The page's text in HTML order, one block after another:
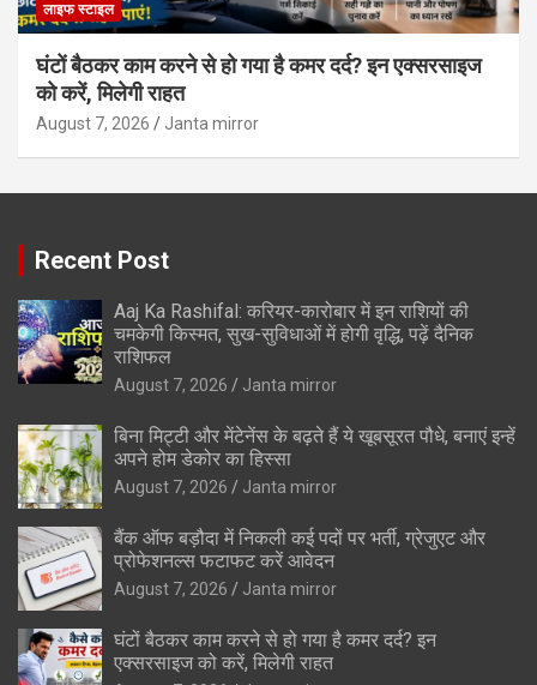
लाइफ स्टाइल
घंटों बैठकर काम करने से हो गया है कमर दर्द? इन एक्सरसाइज
को करें, मिलेगी राहत
August 7, 2026 Janta mirror
Recent Post
Aaj Ka Rashifal: करियर-कारोबार में इन राशियों की
चमकेगी किस्मत, सुख-सुविधाओं में होगी वृद्धि, पढ़ें दैनिक
राशिफल
August 7, 2026 Janta mirror
बिना मिट्टी और मेंटेनेंस के बढ़ते हैं ये खूबसूरत पौधे, बनाएं इन्‍हें
अपने होम डेकोर का हिस्‍सा
August 7, 2026 Janta mirror
बैंक ऑफ बड़ौदा में निकली कई पदों पर भर्ती, ग्रेजुएट और
प्रोफेशनल्स फटाफट करें आवेदन
August 7, 2026 Janta mirror
घंटों बैठकर काम करने से हो गया है कमर दर्द? इन
एक्सरसाइज को करें, मिलेगी राहत